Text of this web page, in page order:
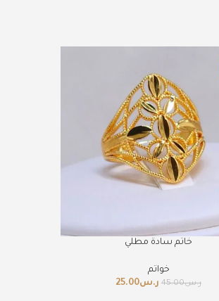
خاتم سادة مطلي
خواتم
ر.س45.00 ر.س25.00